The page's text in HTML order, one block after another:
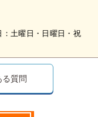
土曜日・日曜日・祝
る質問